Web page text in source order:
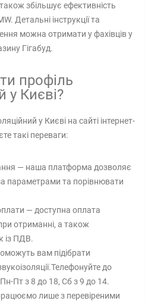
збільшує ефективність
Детальні інструкції та
можна отримати у фахівців у
Гігабуд.
профіль
у Києві?
у Києві на сайті інтернет-
такі переваги:
— наша платформа дозволяє
параметрами та порівнювати
— доступна оплата
отриманні, а також
із ПДВ.
вам підібрати
до
Пт з 8 до 18, Сб з 9 до 14.
лише з перевіреними